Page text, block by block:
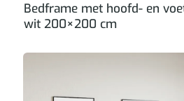
Bedframe met hoofd- en
wit 200×200 cm